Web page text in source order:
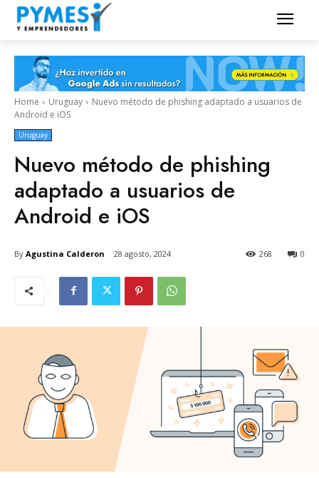
Home Uruguay
Nuevo método de phishing adaptado a usuarios de
Android e iOS
Uruguay
Nuevo método de phishing
adaptado a usuarios de
Android e iOS
By Agustina Calderon 28 agosto, 2024 0
268